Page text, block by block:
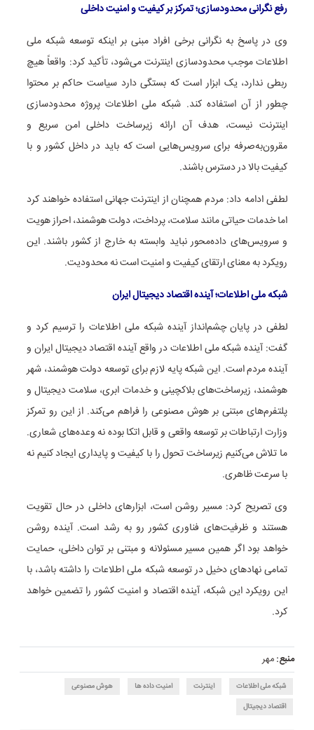
رفع نگرانی محدودسازی؛ تمرکز بر کیفیت و امنیت داخلی
وی در پاسخ به نگرانی برخی افراد مبنی بر اینکه توسعه شبکه ملی
اطلاعات موجب محدودسازی اینترنت می‌شود، تأکید کرد: واقعاً هیچ
ربطی ندارد، یک ابزار است که بستگی دارد سیاست حاکم بر محتوا
چطور از آن استفاده کند. شبکه ملی اطلاعات پروژه محدودسازی
اینترنت نیست، هدف آن ارائه زیرساخت داخلی امن سریع و
مقرون‌به‌صرفه برای سرویس‌هایی است که باید در داخل کشور و با
کیفیت بالا در دسترس باشند.
لطفی ادامه داد: مردم همچنان از اینترنت جهانی استفاده خواهند کرد
اما خدمات حیاتی مانند سلامت، پرداخت، دولت هوشمند، احراز هویت
و سرویس‌های داده‌محور نباید وابسته به خارج از کشور باشند. این
رویکرد به معنای ارتقای کیفیت و امنیت است نه محدودیت.
شبکه ملی اطلاعات؛ آینده اقتصاد دیجیتال ایران
لطفی در پایان چشم‌انداز آینده شبکه ملی اطلاعات را ترسیم کرد و
گفت: آینده شبکه ملی اطلاعات در واقع آینده اقتصاد دیجیتال ایران و
آینده مردم است. این شبکه پایه لازم برای توسعه دولت هوشمند، شهر
هوشمند، زیرساخت‌های بلاکچینی و خدمات ابری، سلامت دیجیتال و
پلتفرم‌های مبتنی بر هوش مصنوعی را فراهم می‌کند. از این رو تمرکز
وزارت ارتباطات بر توسعه واقعی و قابل اتکا بوده نه وعده‌های شعاری.
ما تلاش می‌کنیم زیرساخت تحول را با کیفیت و پایداری ایجاد کنیم نه
با سرعت ظاهری.
وی تصریح کرد: مسیر روشن است، ابزارهای داخلی در حال تقویت
هستند و ظرفیت‌های فناوری کشور رو به رشد است. آینده روشن
خواهد بود اگر همین مسیر مسئولانه و مبتنی بر توان داخلی، حمایت
تمامی نهادهای دخیل در توسعه شبکه ملی اطلاعات را داشته باشد، با
این رویکرد این شبکه، آینده اقتصاد و امنیت کشور را تضمین خواهد
کرد.
منبع:مهر
شبکه ملی اطلاعات اینترنت امنیت داده ها
هوش مصنوعی
اقتصاد دیجیتال